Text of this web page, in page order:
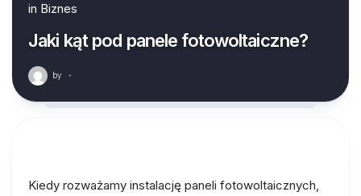
in Biznes
Jaki kąt pod panele fotowoltaiczne?
by ·
Kiedy rozważamy instalację paneli fotowoltaicznych,